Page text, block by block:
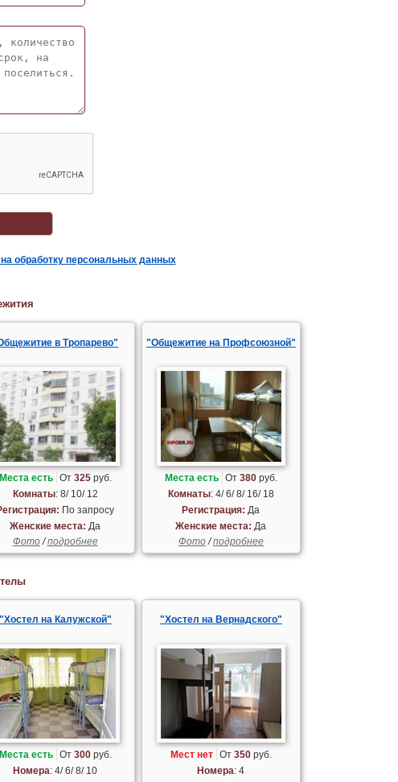
обработку персональных данных
в Тропарево"
Места есть От 325руб.
Комнаты: 8/ 10/ 12
По запросу
Женские места: Да
Фото/подробнее
"Общежитие на Профсоюзной"
Места есть От 380руб.
Комнаты: 4/ 6/ 8/ 16/ 18
Регистрация: Да
Женские места: Да
Фото/подробнее
"Хостел на Калужской"
Места есть От 300руб.
Номера: 4/ 6/ 8/ 10
"Хостел на Вернадского"
Мест нет От 350руб.
Номера: 4